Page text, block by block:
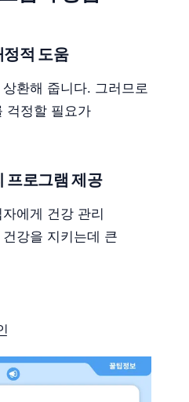
정적 도움
환해 줍니다. 그러므로
걱정할 필요가
프로그램 제공
에게 건강 관리
강을 지키는데 큰